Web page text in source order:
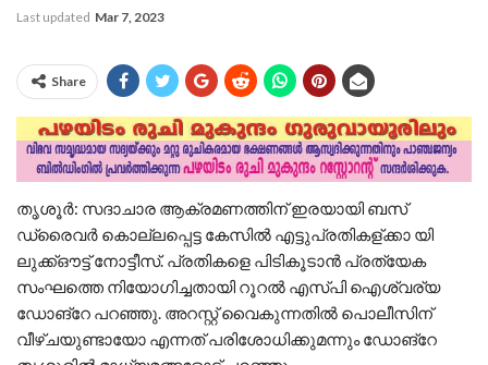
Last updated Mar 7, 2023
Share
തൃശൂര്‍: സദാചാര ആക്രമണത്തിന് ഇരയായി ബസ്
ഡ്രൈവര്‍ കൊല്ലപ്പെട്ട കേസില്‍ എട്ടുപ്രതികള്ക്കാ യി
ലുക്ക്ഔട്ട് നോട്ടീസ്. പ്രതികളെ പിടികൂടാന്‍ പ്രത്യേക
സംഘത്തെ നിയോഗിച്ചതായി റൂറല്‍ എസ്പി ഐശ്വര്യ
ഡോങ്‌റേ പറഞ്ഞു. അറസ്റ്റ് വൈകുന്നതില്‍ പൊലീസിന്
വീഴ്ചയുണ്ടായോ എന്നത് പരിശോധിക്കുമന്നും ഡോങ്‌റേ